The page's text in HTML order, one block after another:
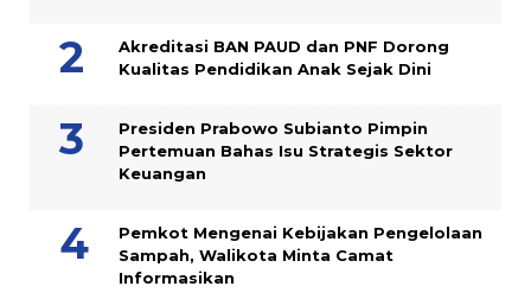
Akreditasi BAN PAUD dan PNF Dorong
Kualitas Pendidikan Anak Sejak Dini
Presiden Prabowo Subianto Pimpin
Pertemuan Bahas Isu Strategis Sektor
Keuangan
Pemkot Mengenai Kebijakan Pengelolaan
Sampah, Walikota Minta Camat
Informasikan